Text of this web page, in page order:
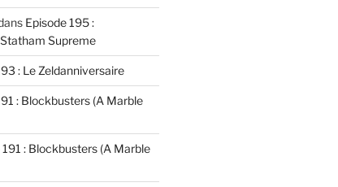
Episode 195 :
Supreme
: Le Zeldanniversaire
: Blockbusters (A Marble
191 : Blockbusters (A Marble